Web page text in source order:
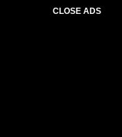
CLOSE ADS